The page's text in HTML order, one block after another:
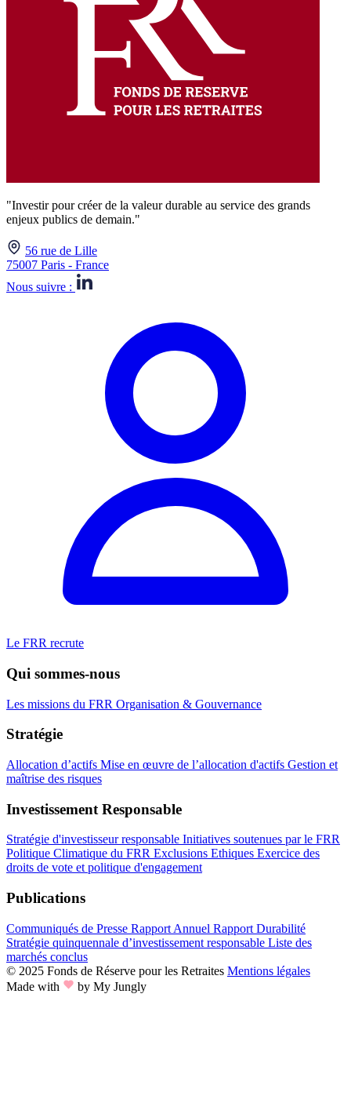
"Investir pour créer de la valeur durable au service des grands
enjeux publics de demain."
56 rue de Lille
75007 Paris - France
Nous suivre :
Le FRR recrute
Qui sommes-nous
Les missions du FRR Organisation & Gouvernance
Stratégie
Allocation d’actifs Mise en œuvre de l’allocation d'actifs Gestion et
maîtrise des risques
Investissement Responsable
Stratégie d'investisseur responsable Initiatives soutenues par le FRR
Politique Climatique du FRR Exclusions Ethiques Exercice des
droits de vote et politique d'engagement
Publications
Communiqués de Presse Rapport Annuel Rapport Durabilité
Stratégie quinquennale d’investissement responsable Liste des
marchés conclus
© 2025 Fonds de Réserve pour les Retraites Mentions légales
Made with
by My Jungly